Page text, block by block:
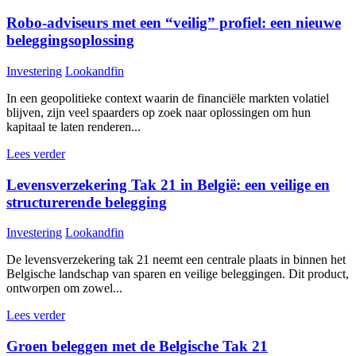
Robo-adviseurs met een “veilig” profiel: een nieuwe
beleggingsoplossing
Investering Lookandfin
In een geopolitieke context waarin de financiële markten volatiel
blijven, zijn veel spaarders op zoek naar oplossingen om hun
kapitaal te laten renderen...
Lees verder
Levensverzekering Tak 21 in België: een veilige en
structurerende belegging
Investering Lookandfin
De levensverzekering tak 21 neemt een centrale plaats in binnen het
Belgische landschap van sparen en veilige beleggingen. Dit product,
ontworpen om zowel...
Lees verder
Groen beleggen met de Belgische Tak 21